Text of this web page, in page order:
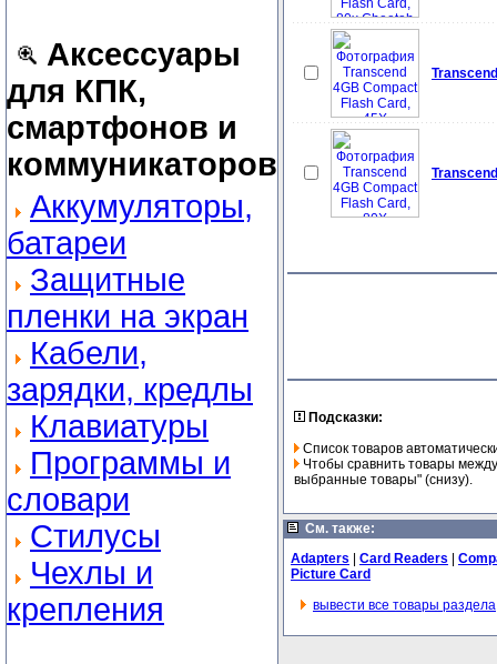
Аксессуары
для КПК,
смартфонов и
коммуникаторов
Аккумуляторы,
батареи
Защитные
пленки на экран
Кабели,
зарядки, кредлы
Клавиатуры
Программы и
словари
Стилусы
Чехлы и
крепления
Подсказки:
Список товаров
Чтобы сравнить товары
выбранные товары" (снизу).
См. также:
Adapters
Card Readers
Picture Card
вывести все товары раздела